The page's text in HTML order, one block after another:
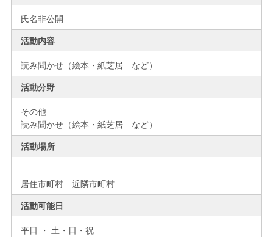
氏名非公開
活動内容
読み聞かせ（絵本・紙芝居 など）
活動分野
その他
読み聞かせ（絵本・紙芝居 など）
活動場所
居住市町村 近隣市町村
活動可能日
平日 ・ 土・日・祝